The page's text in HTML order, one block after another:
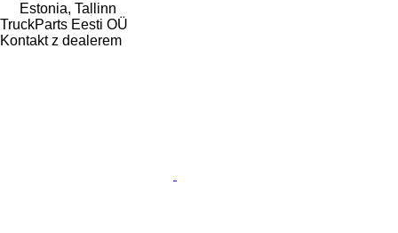
Estonia, Tallinn
TruckParts Eesti OÜ
Kontakt z dealerem